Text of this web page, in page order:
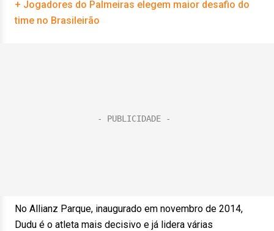
+ Jogadores do Palmeiras elegem maior desafio do
time no Brasileirão
No Allianz Parque, inaugurado em novembro de 2014,
Dudu é o atleta mais decisivo e já lidera várias